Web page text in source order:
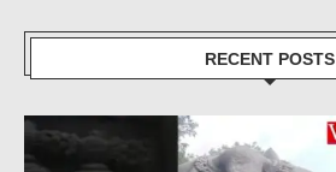
RECENT POSTS